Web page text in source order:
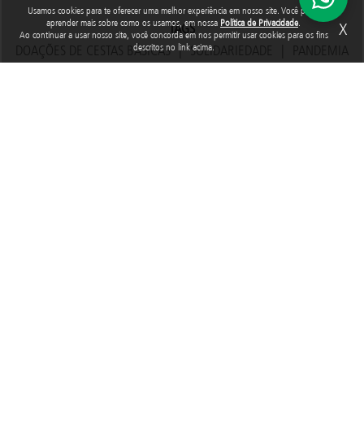
Usamos cookies para te oferecer uma melhor experiência em nosso site. Você pode
aprender mais sobre como os usamos, em nossa Política de Privacidade.
Ao continuar a usar nosso site, você concorda em nos permitir usar cookies para os fins
descritos no link acima.
X
TAGS
DOAÇÕES DE CESTAS BÁSICAS
SOLIDARIEDADE